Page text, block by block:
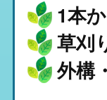
1本
草刈
外構